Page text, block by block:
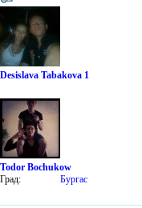
Desislava Tabakova 1
Todor Bochukow
Град:
Бургас